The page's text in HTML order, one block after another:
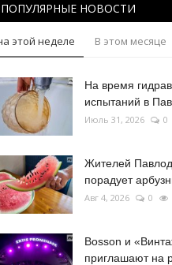
ПОПУЛЯРНЫЕ НОВОСТИ
этой неделе В этом месяце
На время
испытаний в
Июль 31, 2026 0
Жителей
порадует
Авг 4, 2026 0
Bosson и
приглашают на